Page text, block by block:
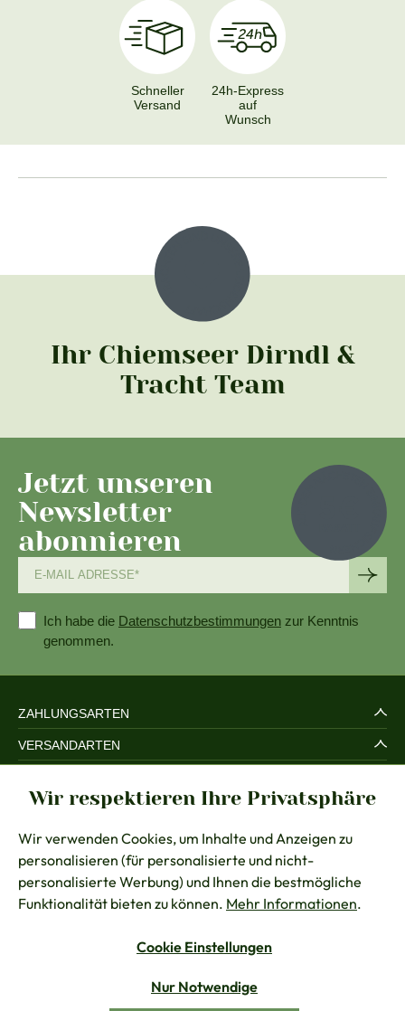
Schneller
Versand
24h-Express
auf
Wunsch
Ihr Chiemseer Dirndl &
Tracht Team
Jetzt unseren
Newsletter
abonnieren
Ich habe die Datenschutzbestimmungen zur Kenntnis
genommen.
ZAHLUNGSARTEN
VERSANDARTEN
RECHTLICHES
BERATUNG
KONTAKT
Vertrag widerrufen
Wir respektieren Ihre Privatsphäre
Wir verwenden Cookies, um Inhalte und Anzeigen zu
personalisieren (für personalisierte und nicht-
personalisierte Werbung) und Ihnen die bestmögliche
Funktionalität bieten zu können. Mehr Informationen.
Cookie Einstellungen
Nur Notwendige